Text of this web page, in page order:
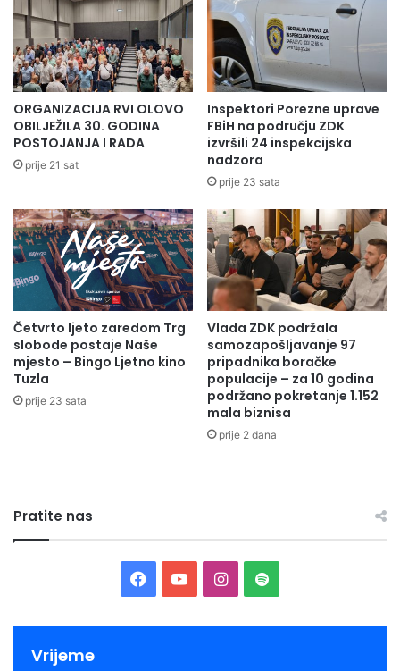
ORGANIZACIJA RVI OLOVO
OBILJEŽILA 30. GODINA
POSTOJANJA I RADA
prije 21 sat
Inspektori Porezne uprave
FBiH na području ZDK
izvršili 24 inspekcijska
nadzora
prije 23 sata
Četvrto ljeto zaredom Trg
slobode postaje Naše
mjesto – Bingo Ljetno kino
Tuzla
prije 23 sata
Vlada ZDK podržala
samozapošljavanje 97
pripadnika boračke
populacije – za 10 godina
podržano pokretanje 1.152
mala biznisa
prije 2 dana
Pratite nas
Facebook
YouTubeInstagram
Spotify
Vrijeme